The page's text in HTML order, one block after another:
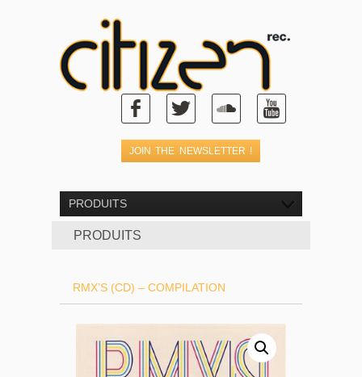
PRODUITS
PRODUITS
RMX’S (CD) – COMPILATION